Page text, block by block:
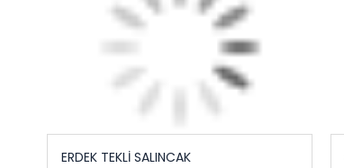
ERDEK TEKLİ SALINCAK